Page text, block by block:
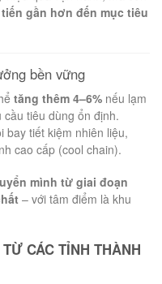
gần hơn đến mục tiêu
bền vững
tăng thêm 4–6% nếu lạm
tiêu dùng ổn định.
bay tiết kiệm nhiên liệu,
cao cấp (cool chain).
mình từ giai đoạn
– với tâm điểm là khu
CÁC TỈNH THÀNH